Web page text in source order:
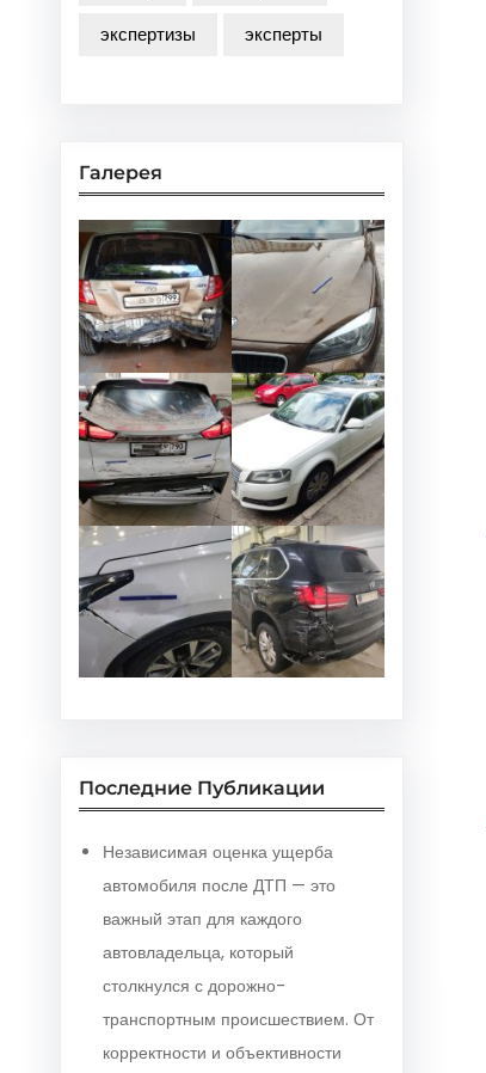
экспертизы
эксперты
Галерея
Последние Публикации
Независимая оценка ущерба
автомобиля после ДТП — это
важный этап для каждого
автовладельца, который
столкнулся с дорожно-
транспортным происшествием. От
корректности и объективности